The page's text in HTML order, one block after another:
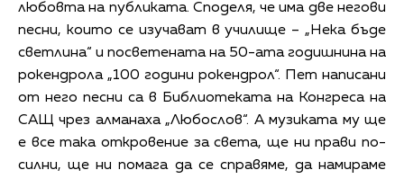
любовта на публиката. Споделя, че има две негови
песни, които се изучават в училище – „Нека бъде
светлина“ и посветената на 50-ата годишнина на
рокендрола „100 години рокендрол“. Пет написани
от него песни са в Библиотеката на Конгреса на
САЩ чрез алманаха „Любослов“. А музиката му ще
е все така откровение за света, ще ни прави по-
силни, ще ни помага да се справяме, да намираме